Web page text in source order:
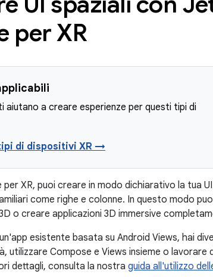
per XR
aiutano a creare esperienze per questi tipi di
di dispositivi XR →
XR, puoi creare in modo dichiarativo la tua
come righe e colonne. In questo modo
o creare applicazioni 3D immersive
esistente basata su Android Views, hai
utilizzare Compose e Views insieme o lavorare
dettagli, consulta la nostra guida all'utilizzo